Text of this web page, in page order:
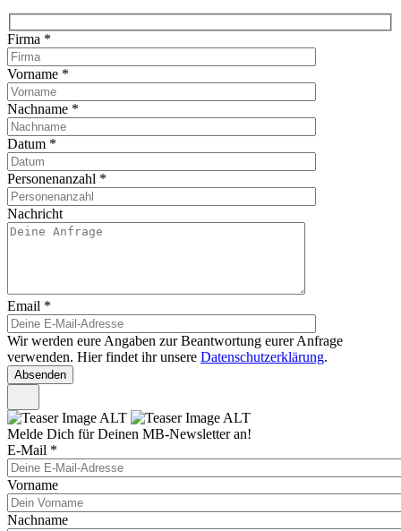
Firma *
Vorname *
Nachname *
Datum *
Personenanzahl *
Nachricht
Email *
Wir werden eure Angaben zur Beantwortung eurer Anfrage
verwenden. Hier findet ihr unsere Datenschutzerklärung.
Melde Dich für Deinen MB-Newsletter an!
E-Mail *
Vorname
Nachname